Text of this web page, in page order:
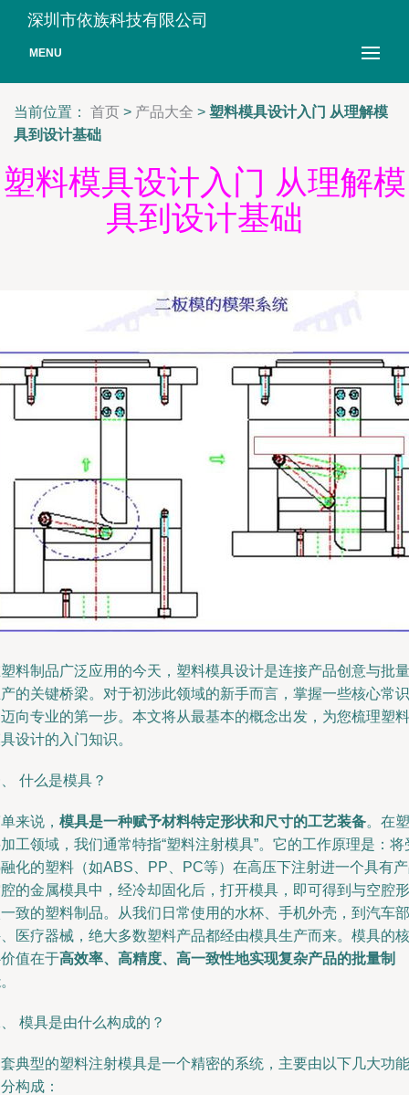
深圳市依族科技有限公司
MENU
当前位置： 首页 > 产品大全 > 塑料模具设计入门 从理解模
具到设计基础
塑料模具设计入门 从理解模
具到设计基础
料制品广泛应用的今天，塑料模具设计是连接产品创意与批量
的关键桥梁。对于初涉此领域的新手而言，掌握一些核心常识
向专业的第一步。本文将从最基本的概念出发，为您梳理塑料
设计的入门知识。
什么是模具？
来说， 模具是一种赋予材料特定形状和尺寸的工艺装备。在塑
工领域，我们通常特指“塑料注射模具”。它的工作原理是：将
化的塑料（如ABS、PP、PC等）在高压下注射进一个具有
的金属模具中，经冷却固化后，打开模具，即可得到与空腔形
致的塑料制品。从我们日常使用的水杯、手机外壳，到汽车部
医疗器械，绝大多数塑料产品都经由模具生产而来。模具的核
值在于高效率、高精度、高一致性地实现复杂产品的批量制
。
模具是由什么构成的？
典型的塑料注射模具是一个精密的系统，主要由以下几大功能
构成：